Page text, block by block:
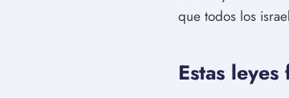
que todos los
Estas